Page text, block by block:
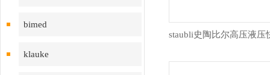
bimed
klauke